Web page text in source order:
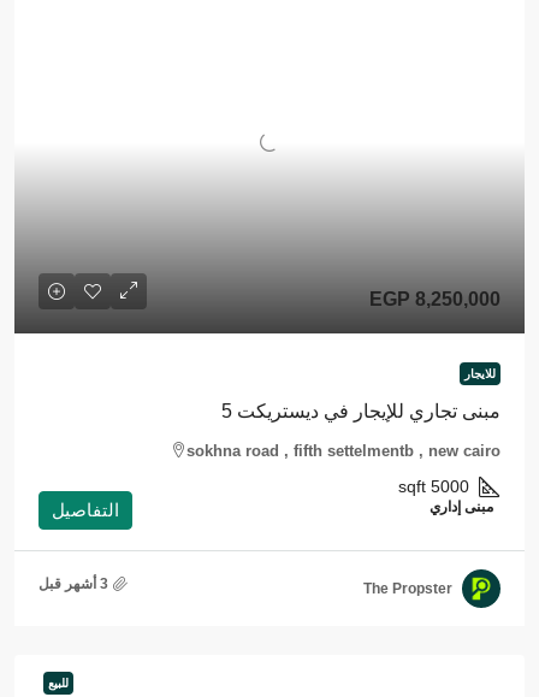
EGP 8,250,000
للايجار
مبنى تجاري للإيجار في ديستريكت 5
sokhna road , fifth settelmentb , new cairo
5000
sqft
مبنى إداري التفاصيل
The Propster